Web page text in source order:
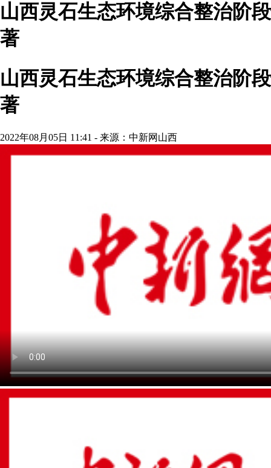
山西灵石生态环境综合整治阶
著
山西灵石生态环境综合整治阶
著
2022年08月05日 11:41 - 来源：中新网山西